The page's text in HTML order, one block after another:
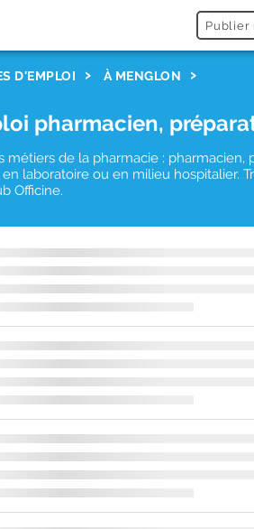
Publier
D'EMPLOI À MENGLON
pharmacien,
métiers de la pharmacie :
laboratoire ou en milieu hospitalier.
Officine.